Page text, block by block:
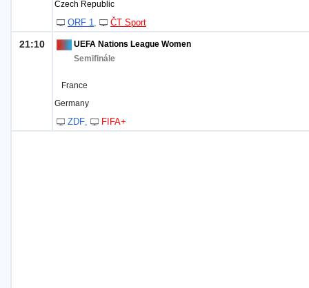
Czech Republic
ORF 1 ČT Sport
21:10
UEFA Nations League Women
Semifinále
France
Germany
ZDF FIFA+